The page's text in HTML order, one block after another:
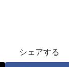
シェアする